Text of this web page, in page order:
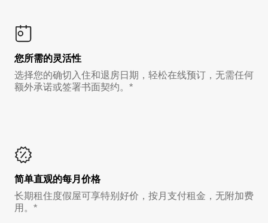
您所需的灵活性
选择您的确切入住和退房日期，轻松在线预订，无需任何
额外承诺或签署书面契约。*
简单直观的每月价格
长期租住度假屋可享特别好价，按月支付租金，无附加费
用。*